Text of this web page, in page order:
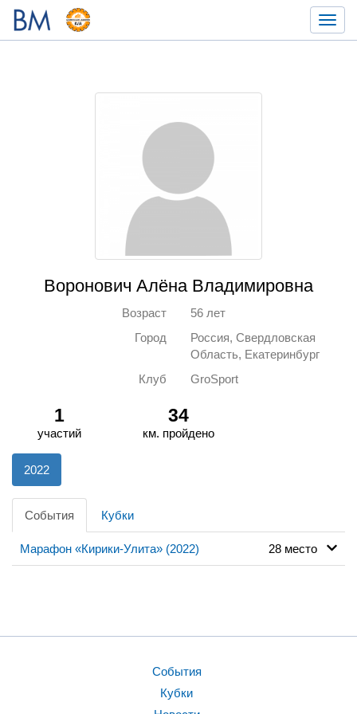
Воронович Алёна Владимировна
Возраст
56 лет
Город
Россия, Свердловская
Область, Екатеринбург
Клуб
GroSport
1
участий
34
км. пройдено
2022
События Кубки
Марафон «Кирики-Улита» (2022) 28 место
События
Кубки